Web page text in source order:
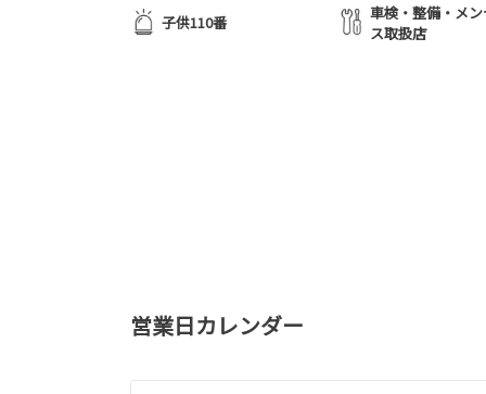
子供110番
車検・整備・メ
ス取扱店
営業日カレンダー